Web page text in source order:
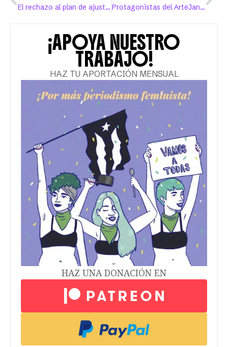
El rechazo al plan de ajuste de Cofina se manifiesta a las afueras del Tribunal Federal
Protagonistas del ArteJangueo: Fem Force ilustran sus inquietudes y resistencias
¡APOYA NUESTRO
TRABAJO!
HAZ TU APORTACIÓN MENSUAL
HAZ UNA DONACIÓN EN